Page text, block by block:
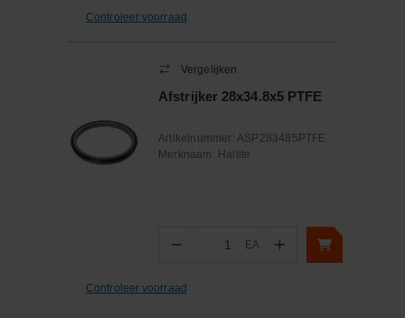
Controleer voorraad
Vergelijken
Afstrijker 28x34.8x5 PTFE
Artikelnummer: ASP283485PTFE
Merknaam: Hallite
− Aantal
EA +
Controleer voorraad